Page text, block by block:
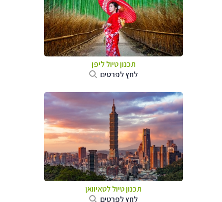
תכנון טיולליפן
לחץ לפרטים
תכנון טיוללטאיוואן
לחץ לפרטים